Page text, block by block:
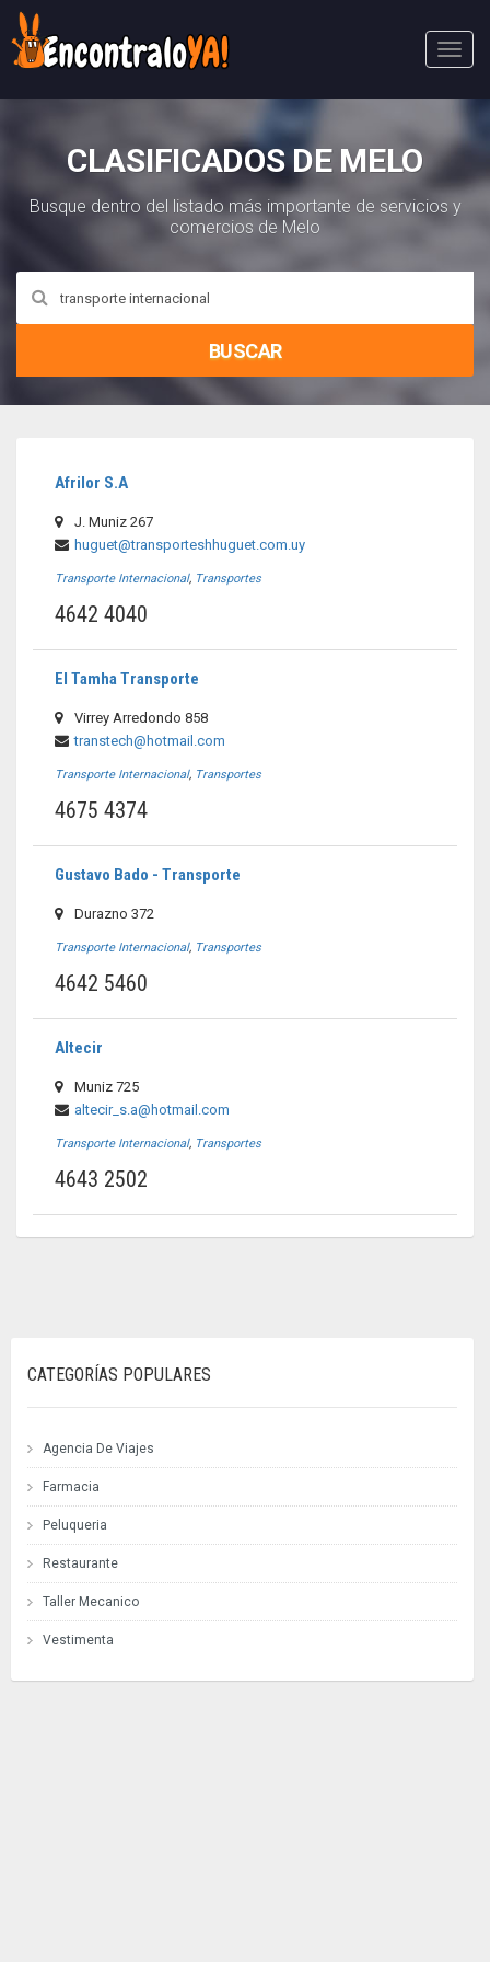
Abri
CLASIFICADOS DE MELO
Busque dentro del listado más importante de servicios y
comercios de Melo
BUSCAR
Afrilor S.A
J. Muniz 267
huguet@transporteshhuguet.com.uy
Transporte Internacional, Transportes
4642 4040
El Tamha Transporte
Virrey Arredondo 858
transtech@hotmail.com
Transporte Internacional, Transportes
4675 4374
Gustavo Bado - Transporte
Durazno 372
Transporte Internacional, Transportes
4642 5460
Altecir
Muniz 725
altecir_s.a@hotmail.com
Transporte Internacional, Transportes
4643 2502
CATEGORÍAS POPULARES
Agencia De Viajes
Farmacia
Peluqueria
Restaurante
Taller Mecanico
Vestimenta